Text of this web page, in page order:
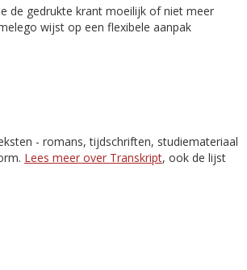
de gedrukte krant moeilijk of niet meer
wijst op een flexibele aanpak
- romans, tijdschriften, studiemateriaal
Lees meer over Transkript, ook de lijst